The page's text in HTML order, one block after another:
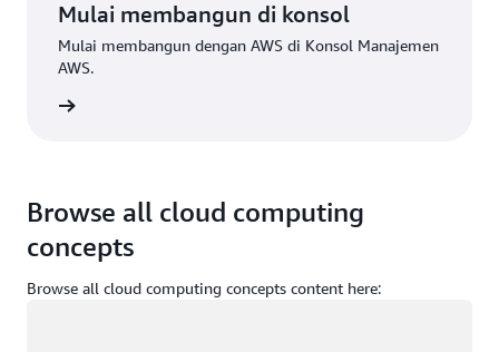
Mulai membangun di konsol
Mulai membangun dengan AWS di Konsol Manajemen
AWS.
Browse all cloud computing
concepts
Browse all cloud computing concepts content here: